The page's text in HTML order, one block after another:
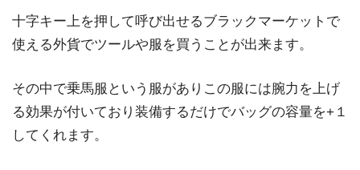
十字キー上を押して呼び出せるブラックマーケットで
使える外貨でツールや服を買うことが出来ます。
その中で乗馬服という服がありこの服には腕力を上げ
る効果が付いており装備するだけでバッグの容量を+１
してくれます。